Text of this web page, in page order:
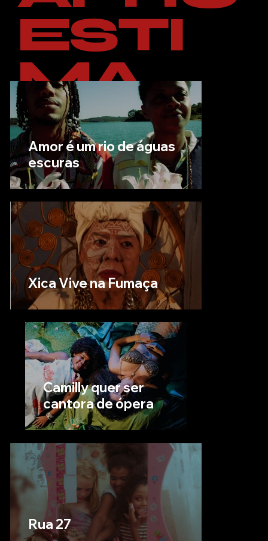
ESTI
MA
Amor é um rio de águas
escuras
Xica Vive na Fumaça
Camilly quer ser
cantora de ópera
Rua 27